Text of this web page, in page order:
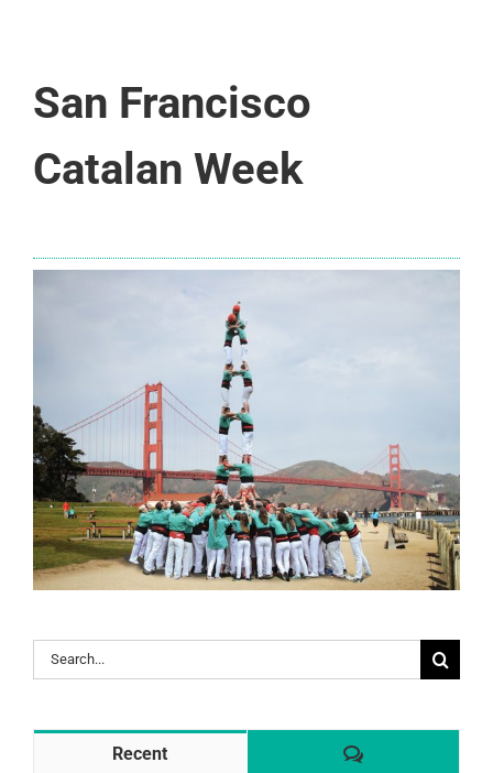
San Francisco
Catalan Week
Search
for:
Recent Comentaris